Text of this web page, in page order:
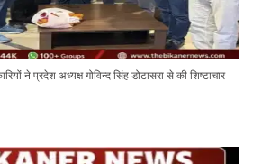
ने प्रदेश अध्यक्ष गोविन्द सिंह डोटासरा से की शिष्टाचार